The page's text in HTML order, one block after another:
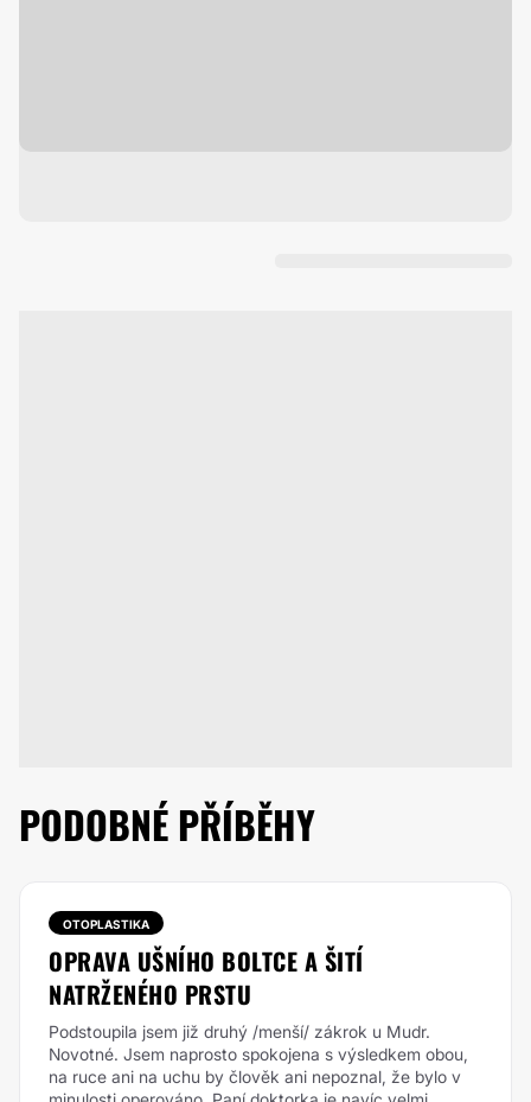
PODOBNÉ PŘÍBĚHY
OTOPLASTIKA
OPRAVA UŠNÍHO BOLTCE A ŠITÍ
NATRŽENÉHO PRSTU
Podstoupila jsem již druhý /menší/ zákrok u Mudr.
Novotné. Jsem naprosto spokojena s výsledkem obou,
na ruce ani na uchu by člověk ani nepoznal, že bylo v